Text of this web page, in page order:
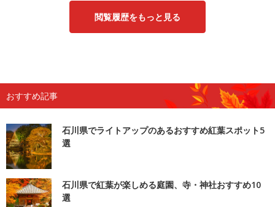
閲覧履歴をもっと見る
おすすめ記事
石川県でライトアップのあるおすすめ紅葉スポット5
選
石川県で紅葉が楽しめる庭園、寺・神社おすすめ10
選